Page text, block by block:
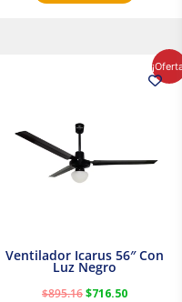
Ventilador Icarus 56″ Con
Luz Negro
$895.16$716.50
precio
actual